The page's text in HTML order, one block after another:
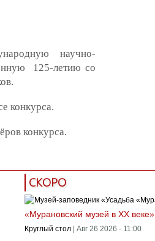
научно-
125-летию со
конкурса.
конкурса.
СКОРО
«Мурановский музей в XX веке»
Круглый стол Авг 26 2026 - 11:00